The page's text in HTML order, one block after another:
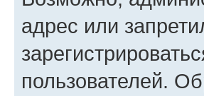
адрес или
пользователей.